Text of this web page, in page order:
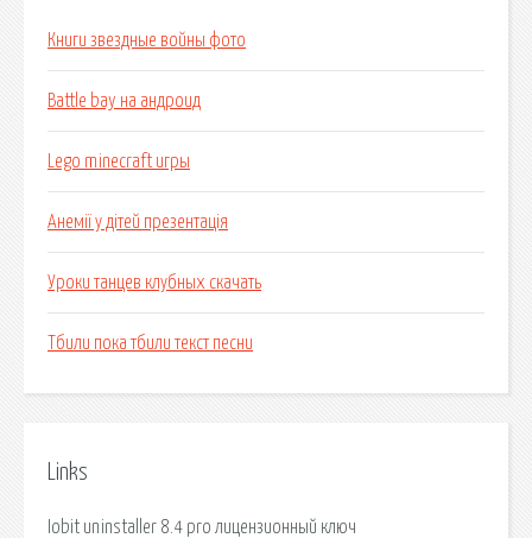
Книги звездные войны фото
Battle bay на андроид
Lego minecraft игры
Анемії у дітей презентація
Уроки танцев клубных скачать
Тбили пока тбили текст песни
Links
Iobit uninstaller 8.4 pro лицензионный ключ